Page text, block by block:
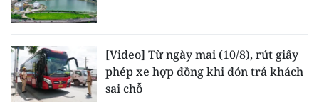
[Video] Từ ngày mai (10/8), rút giấy
phép xe hợp đồng khi đón trả khách
sai chỗ